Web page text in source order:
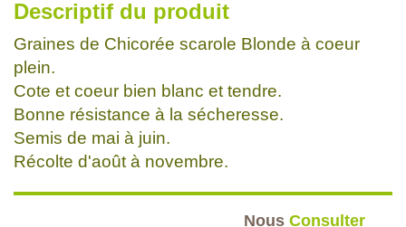
Descriptif du produit
Graines de Chicorée scarole Blonde à coeur
plein.
Cote et coeur bien blanc et tendre.
Bonne résistance à la sécheresse.
Semis de mai à juin.
Récolte d'août à novembre.
Nous Consulter